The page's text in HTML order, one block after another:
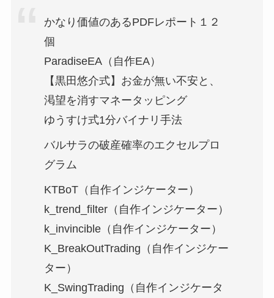
かなり価値のあるPDFレポート１２
個
ParadiseEA（自作EA）
【黒田悠介式】お金が無い不安と、
渇望を消すマネータッピング
ゆうすけ式1分バイナリ手法
バルサラの破産確率のエクセルプロ
グラム
KTBoT（自作インジケーター）
k_trend_filter（自作インジケーター）
k_invincible（自作インジケーター）
K_BreakOutTrading（自作インジケー
ター）
K_SwingTrading（自作インジケータ